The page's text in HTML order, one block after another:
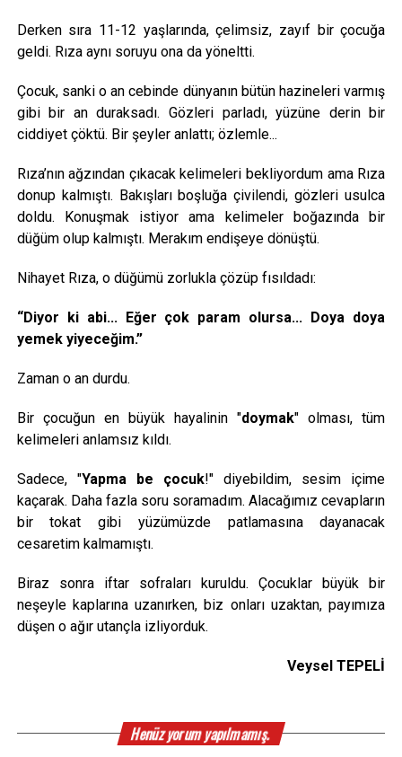
Derken sıra 11-12 yaşlarında, çelimsiz, zayıf bir çocuğa
geldi. Rıza aynı soruyu ona da yöneltti.
Çocuk, sanki o an cebinde dünyanın bütün hazineleri varmış
gibi bir an duraksadı. Gözleri parladı, yüzüne derin bir
ciddiyet çöktü. Bir şeyler anlattı; özlemle...
Rıza’nın ağzından çıkacak kelimeleri bekliyordum ama Rıza
donup kalmıştı. Bakışları boşluğa çivilendi, gözleri usulca
doldu. Konuşmak istiyor ama kelimeler boğazında bir
düğüm olup kalmıştı. Merakım endişeye dönüştü.
Nihayet Rıza, o düğümü zorlukla çözüp fısıldadı:
“Diyor ki abi... Eğer çok param olursa... Doya doya
yemek yiyeceğim.”
Zaman o an durdu.
Bir çocuğun en büyük hayalinin "doymak" olması, tüm
kelimeleri anlamsız kıldı.
Sadece, "Yapma be çocuk!" diyebildim, sesim içime
kaçarak. Daha fazla soru soramadım. Alacağımız cevapların
bir tokat gibi yüzümüzde patlamasına dayanacak
cesaretim kalmamıştı.
Biraz sonra iftar sofraları kuruldu. Çocuklar büyük bir
neşeyle kaplarına uzanırken, biz onları uzaktan, payımıza
düşen o ağır utançla izliyorduk.
Veysel TEPELİ
Henüz yorum yapılmamış.